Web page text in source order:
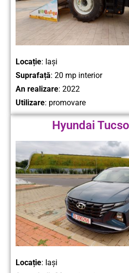
Locație: Iași
Suprafață: 20 mp interior
An realizare: 2022
Utilizare: promovare
Hyundai
Locație: Iași